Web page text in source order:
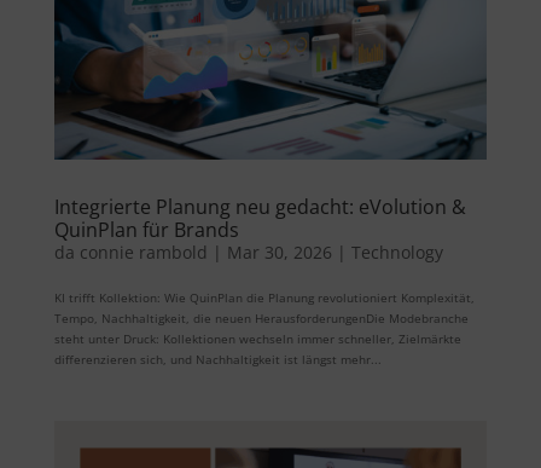
Integrierte Planung neu gedacht: eVolution &
QuinPlan für Brands
da connie rambold | Mar 30, 2026 | Technology
KI trifft Kollektion: Wie QuinPlan die Planung revolutioniert Komplexität,
Tempo, Nachhaltigkeit, die neuen HerausforderungenDie Modebranche
steht unter Druck: Kollektionen wechseln immer schneller, Zielmärkte
differenzieren sich, und Nachhaltigkeit ist längst mehr...